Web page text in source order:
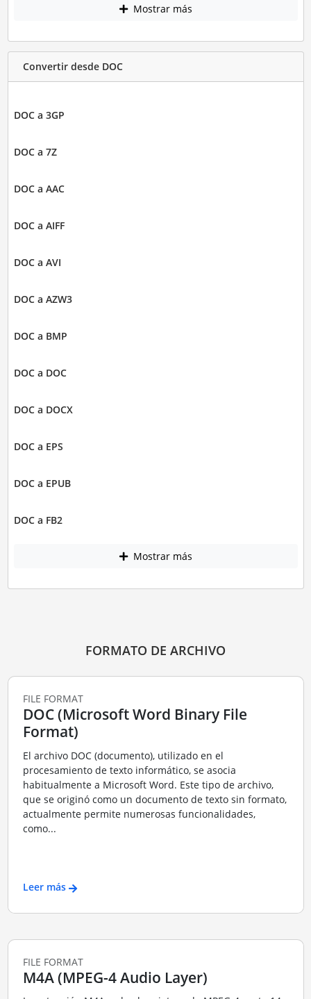
Mostrar más
Convertir desde DOC
DOC a 3GP
DOC a 7Z
DOC a AAC
DOC a AIFF
DOC a AVI
DOC a AZW3
DOC a BMP
DOC a DOC
DOC a DOCX
DOC a EPS
DOC a EPUB
DOC a FB2
Mostrar más
FORMATO DE ARCHIVO
FILE FORMAT
DOC (Microsoft Word Binary File
Format)
El archivo DOC (documento), utilizado en el
procesamiento de texto informático, se asocia
habitualmente a Microsoft Word. Este tipo de archivo,
que se originó como un documento de texto sin formato,
actualmente permite numerosas funcionalidades,
como...
Leer más
FILE FORMAT
M4A (MPEG-4 Audio Layer)